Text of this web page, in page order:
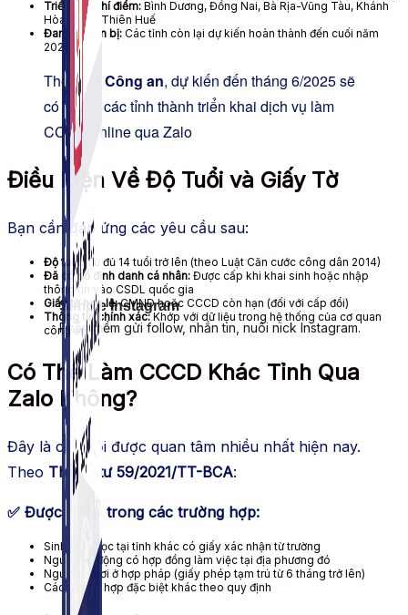
Simple Instagram
Phần mềm gửi follow, nhắn tin, nuôi nick Instagram.
Triển khai thí điểm: Bình Dương, Đồng Nai, Bà Rịa-Vũng Tàu, Khánh
Hòa, Thừa Thiên Huế
Đang chuẩn bị: Các tỉnh còn lại dự kiến hoàn thành đến cuối năm
2025
Theo Bộ Công an, dự kiến đến tháng 6/2025 sẽ
có 100% các tỉnh thành triển khai dịch vụ làm
CCCD online qua Zalo
Điều Kiện Về Độ Tuổi và Giấy Tờ
Bạn cần đáp ứng các yêu cầu sau:
Độ tuổi:Từ đủ 14 tuổi trở lên (theo Luật Căn cước công dân 2014)
Đã có số định danh cá nhân: Được cấp khi khai sinh hoặc nhập
thông tin vào CSDL quốc gia
Giấy tờ hợp lệ:CMND hoặc CCCD còn hạn (đối với cấp đổi)
Thông tin chính xác:Khớp với dữ liệu trong hệ thống của cơ quan
công an
Có Thể Làm CCCD Khác Tỉnh Qua
Zalo Không?
Đây là câu hỏi được quan tâm nhiều nhất hiện nay.
Theo Thông tư 59/2021/TT-BCA:
✅ Được phép trong các trường hợp:
Sinh viên học tại tỉnh khác có giấy xác nhận từ trường
Người lao động có hợp đồng làm việc tại địa phương đó
Người có nơi ở hợp pháp (giấy phép tạm trú từ 6 tháng trở lên)
Các trường hợp đặc biệt khác theo quy định